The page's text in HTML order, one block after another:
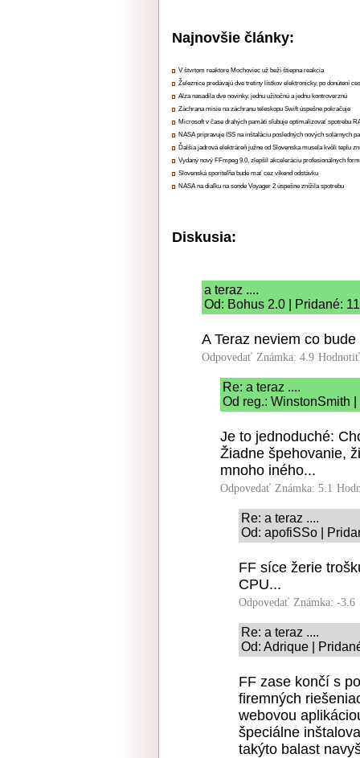
Najnovšie články:
V štvrtom reaktore Mochoviec už beží štiepna reakcia
Železnice predávajú dve tretiny lístkov elektronicky, po donútení
Alza nasadila dve novinky, jednu užitočnú a jednu kontroverznú
Záchrana misie na záchranu teleskopu Swift úspešne pokračuje
Microsoft v čase drahých pamätí sľubuje optimalizovať spotrebu
NASA pripravuje ISS na inštaláciu posledných nových solárnych
Ďalšia jadrová elektráreň južne od Slovenska musela kvôli teplu
Vydaný nový FFmpeg 9.0, zlepšil akceleráciu profesionálnych
Slovenská sporiteľňa bude mať cez víkend odstávku
NASA na diaľku na sonde Voyager 2 úspešne znížila spotrebu
Diskusia:
a teraz ....
Od: Bohus 2.0 | Pridané:
A Teraz neviem co
Odpovedať Známka: 4.9
Re: a teraz ....
Od reg.: WinstonSmith
Je to jednoduché:
Žiadne špehovanie,
mnoho iného...
Odpovedať Známka: 5.1
Re: a teraz ....
Od: apofiSSo |
FF síce žerie
CPU...
Odpovedať Známka: -3.6
Re: a teraz ....
Od: Adrique |
FF zase končí s
firemných
webovou
špeciálne
takýto balast